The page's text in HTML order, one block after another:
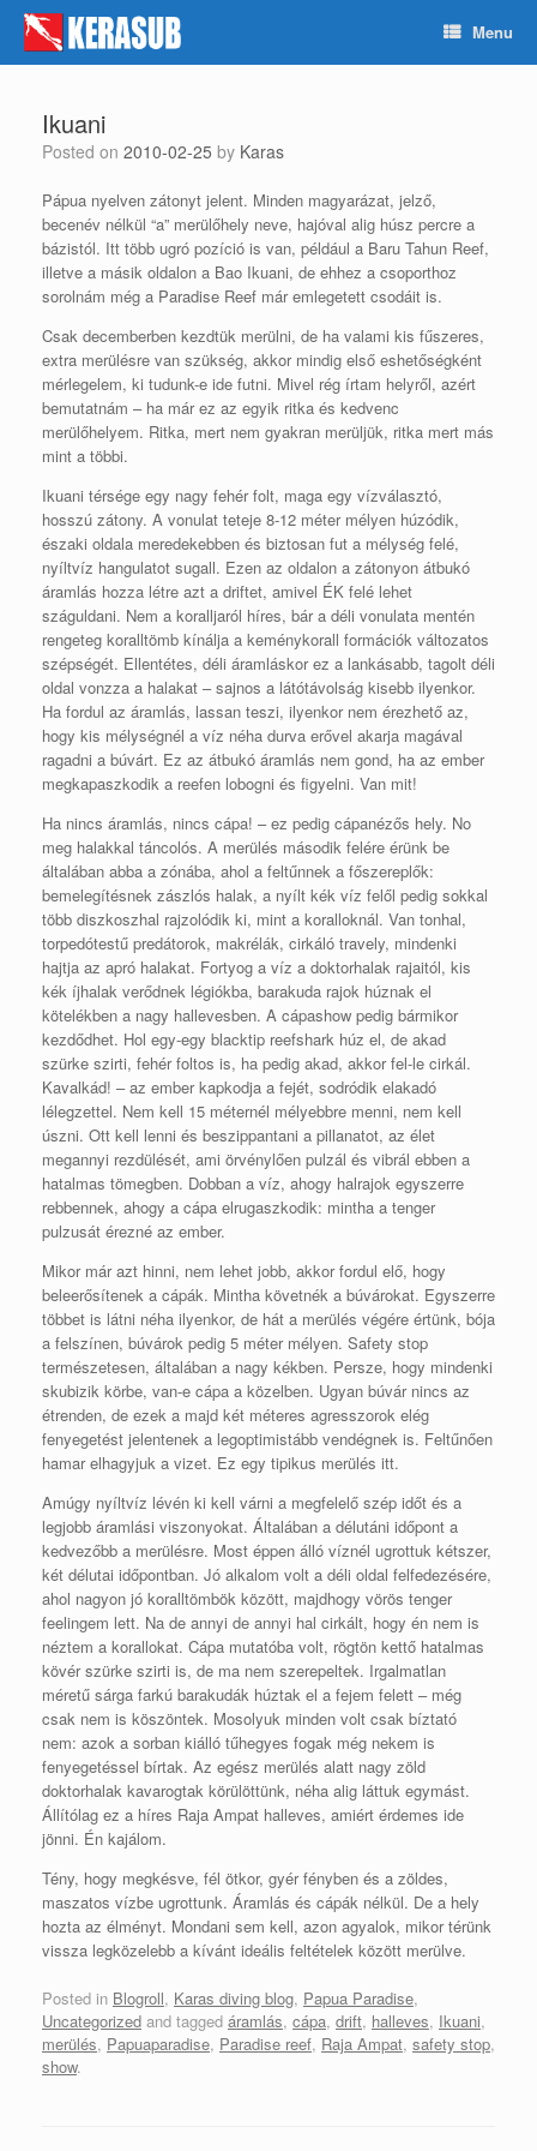
Skip
content
Menu
Ikuani
Posted on 2010-02-25 by Karas
Pápua nyelven zátonyt jelent. Minden magyarázat, jelző,
becenév nélkül “a” merülőhely neve, hajóval alig húsz percre a
bázistól. Itt több ugró pozíció is van, például a Baru Tahun Reef,
illetve a másik oldalon a Bao Ikuani, de ehhez a csoporthoz
sorolnám még a Paradise Reef már emlegetett csodáit is.
Csak decemberben kezdtük merülni, de ha valami kis fűszeres,
extra merülésre van szükség, akkor mindig első eshetőségként
mérlegelem, ki tudunk-e ide futni. Mivel rég írtam helyről, azért
bemutatnám – ha már ez az egyik ritka és kedvenc
merülőhelyem. Ritka, mert nem gyakran merüljük, ritka mert más
mint a többi.
Ikuani térsége egy nagy fehér folt, maga egy vízválasztó,
hosszú zátony. A vonulat teteje 8-12 méter mélyen húzódik,
északi oldala meredekebben és biztosan fut a mélység felé,
nyíltvíz hangulatot sugall. Ezen az oldalon a zátonyon átbukó
áramlás hozza létre azt a driftet, amivel ÉK felé lehet
száguldani. Nem a koralljaról híres, bár a déli vonulata mentén
rengeteg koralltömb kínálja a keménykorall formációk változatos
szépségét. Ellentétes, déli áramláskor ez a lankásabb, tagolt déli
oldal vonzza a halakat – sajnos a látótávolság kisebb ilyenkor.
Ha fordul az áramlás, lassan teszi, ilyenkor nem érezhető az,
hogy kis mélységnél a víz néha durva erővel akarja magával
ragadni a búvárt. Ez az átbukó áramlás nem gond, ha az ember
megkapaszkodik a reefen lobogni és figyelni. Van mit!
Ha nincs áramlás, nincs cápa! – ez pedig cápanézős hely. No
meg halakkal táncolós. A merülés második felére érünk be
általában abba a zónába, ahol a feltűnnek a főszereplők:
bemelegítésnek zászlós halak, a nyílt kék víz felől pedig sokkal
több diszkoszhal rajzolódik ki, mint a koralloknál. Van tonhal,
torpedótestű predátorok, makrélák, cirkáló travely, mindenki
hajtja az apró halakat. Fortyog a víz a doktorhalak rajaitól, kis
kék íjhalak verődnek légiókba, barakuda rajok húznak el
kötelékben a nagy hallevesben. A cápashow pedig bármikor
kezdődhet. Hol egy-egy blacktip reefshark húz el, de akad
szürke szirti, fehér foltos is, ha pedig akad, akkor fel-le cirkál.
Kavalkád! – az ember kapkodja a fejét, sodródik elakadó
lélegzettel. Nem kell 15 méternél mélyebbre menni, nem kell
úszni. Ott kell lenni és beszippantani a pillanatot, az élet
megannyi rezdülését, ami örvénylően pulzál és vibrál ebben a
hatalmas tömegben. Dobban a víz, ahogy halrajok egyszerre
rebbennek, ahogy a cápa elrugaszkodik: mintha a tenger
pulzusát érezné az ember.
Mikor már azt hinni, nem lehet jobb, akkor fordul elő, hogy
beleerősítenek a cápák. Mintha követnék a búvárokat. Egyszerre
többet is látni néha ilyenkor, de hát a merülés végére értünk, bója
a felszínen, búvárok pedig 5 méter mélyen. Safety stop
természetesen, általában a nagy kékben. Persze, hogy mindenki
skubizik körbe, van-e cápa a közelben. Ugyan búvár nincs az
étrenden, de ezek a majd két méteres agresszorok elég
fenyegetést jelentenek a legoptimistább vendégnek is. Feltűnően
hamar elhagyjuk a vizet. Ez egy tipikus merülés itt.
Amúgy nyíltvíz lévén ki kell várni a megfelelő szép időt és a
legjobb áramlási viszonyokat. Általában a délutáni időpont a
kedvezőbb a merülésre. Most éppen álló víznél ugrottuk kétszer,
két délutai időpontban. Jó alkalom volt a déli oldal felfedezésére,
ahol nagyon jó koralltömbök között, majdhogy vörös tenger
feelingem lett. Na de annyi de annyi hal cirkált, hogy én nem is
néztem a korallokat. Cápa mutatóba volt, rögtön kettő hatalmas
kövér szürke szirti is, de ma nem szerepeltek. Irgalmatlan
méretű sárga farkú barakudák húztak el a fejem felett – még
csak nem is köszöntek. Mosolyuk minden volt csak bíztató
nem: azok a sorban kiálló tűhegyes fogak még nekem is
fenyegetéssel bírtak. Az egész merülés alatt nagy zöld
doktorhalak kavarogtak körülöttünk, néha alig láttuk egymást.
Állítólag ez a híres Raja Ampat halleves, amiért érdemes ide
jönni. Én kajálom.
Tény, hogy megkésve, fél ötkor, gyér fényben és a zöldes,
maszatos vízbe ugrottunk. Áramlás és cápák nélkül. De a hely
hozta az élményt. Mondani sem kell, azon agyalok, mikor térünk
vissza legközelebb a kívánt ideális feltételek között merülve.
Posted in Blogroll, Karas diving blog, Papua Paradise,
Uncategorized and tagged áramlás, cápa, drift, halleves, Ikuani,
merülés, Papuaparadise, Paradise reef, Raja Ampat, safety stop,
show.